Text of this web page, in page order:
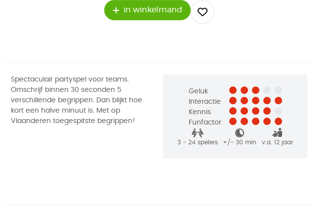
in winkelmand
Spectaculair partyspel voor teams.
Omschrijf binnen 30 seconden 5
verschillende begrippen. Dan blijkt hoe
kort een halve minuut is. Met op
Vlaanderen toegespitste begrippen!
Geluk
Interactie
Kennis
Funfactor
3 - 24 spelers +/- 30 min v.a. 12 jaar